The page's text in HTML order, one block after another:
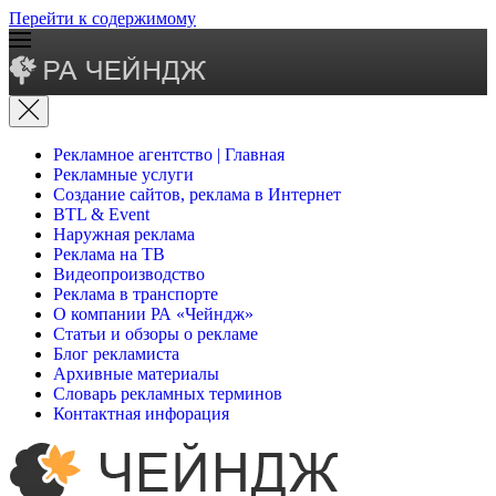
Перейти к содержимому
Рекламное агентство | Главная
Рекламные услуги
Создание сайтов, реклама в Интернет
BTL & Event
Наружная реклама
Реклама на ТВ
Видеопроизводство
Реклама в транспорте
О компании РА «Чейндж»
Статьи и обзоры о рекламе
Блог рекламиста
Архивные материалы
Словарь рекламных терминов
Контактная инфорация